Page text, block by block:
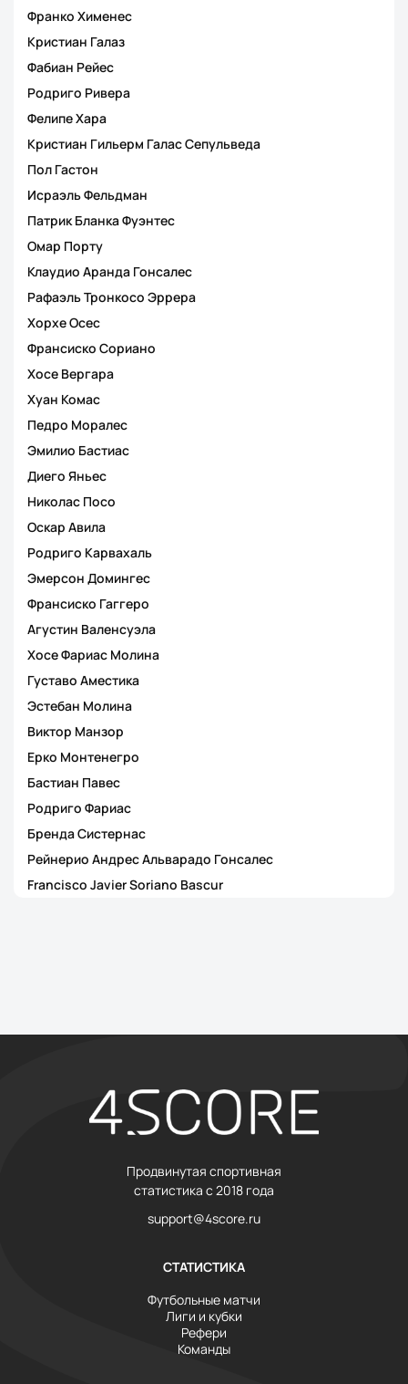
Франко Хименес
Кристиан Галаз
Фабиан Рейес
Родриго Ривера
Фелипе Хара
Кристиан Гильерм Галас Сепульведа
Пол Гастон
Исраэль Фельдман
Патрик Бланка Фуэнтес
Омар Порту
Клаудио Аранда Гонсалес
Рафаэль Тронкосо Эррера
Хорхе Осес
Франсиско Сориано
Хосе Вергара
Хуан Комас
Педро Моралес
Эмилио Бастиас
Диего Яньес
Николас Посо
Оскар Авила
Родриго Карвахаль
Эмерсон Домингес
Франсиско Гаггеро
Агустин Валенсуэла
Хосе Фариас Молина
Густаво Аместика
Эстебан Молина
Виктор Манзор
Ерко Монтенегро
Бастиан Павес
Родриго Фариас
Бренда Систернас
Рейнерио Андрес Альварадо Гонсалес
Francisco Javier Soriano Bascur
Продвинутая спортивная
статистика с 2018 года
support@4score.ru
СТАТИСТИКА
Футбольные матчи
Лиги и кубки
Рефери
Команды